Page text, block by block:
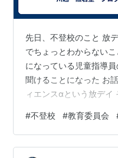
先日、不登校のこと 放
でちょっとわからない
になっている児童指導
聞けることになった お
ィエンスαという放デイ
めっちゃすごい人！ 国
師 川越市教育委員会 と
名刺で一撃を食らった
#不登校 #教育委員会